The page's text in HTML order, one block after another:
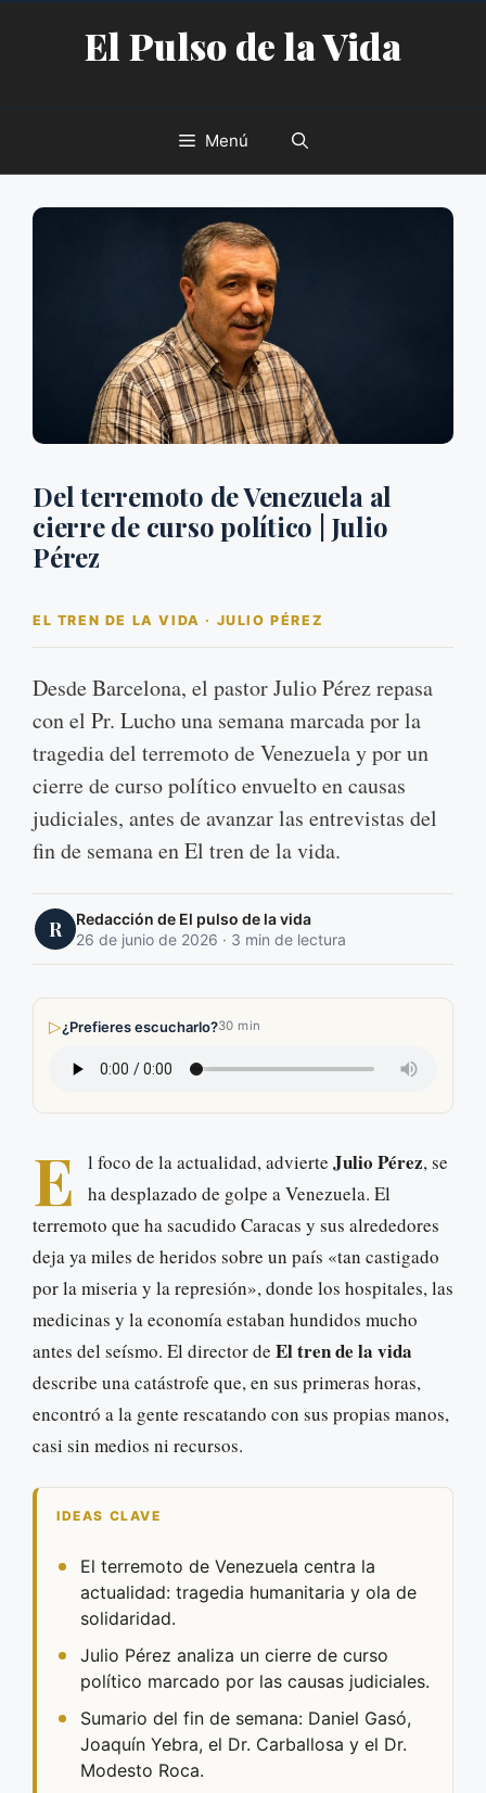
contenidoEl Pulso de la Vida
Menú
Del terremoto de Venezuela al
cierre de curso político | Julio
Pérez
EL TREN DE LA VIDA · JULIO PÉREZ
Desde Barcelona, el pastor Julio Pérez repasa
con el Pr. Lucho una semana marcada por la
tragedia del terremoto de Venezuela y por un
cierre de curso político envuelto en causas
judiciales, antes de avanzar las entrevistas del
fin de semana en El tren de la vida.
R
Redacción de El pulso de la vida
26 de junio de 2026 · 3 min de lectura
▷¿Prefieres escucharlo?30 min
E l foco de la actualidad, advierte Julio Pérez, se
ha desplazado de golpe a Venezuela. El
terremoto que ha sacudido Caracas y sus alrededores
deja ya miles de heridos sobre un país «tan castigado
por la miseria y la represión», donde los hospitales, las
medicinas y la economía estaban hundidos mucho
antes del seísmo. El director de El tren de la vida
describe una catástrofe que, en sus primeras horas,
encontró a la gente rescatando con sus propias manos,
casi sin medios ni recursos.
IDEAS CLAVE
El terremoto de Venezuela centra la
actualidad: tragedia humanitaria y ola de
solidaridad.
Julio Pérez analiza un cierre de curso
político marcado por las causas judiciales.
Sumario del fin de semana: Daniel Gasó,
Joaquín Yebra, el Dr. Carballosa y el Dr.
Modesto Roca.